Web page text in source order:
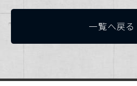
一覧へ戻る